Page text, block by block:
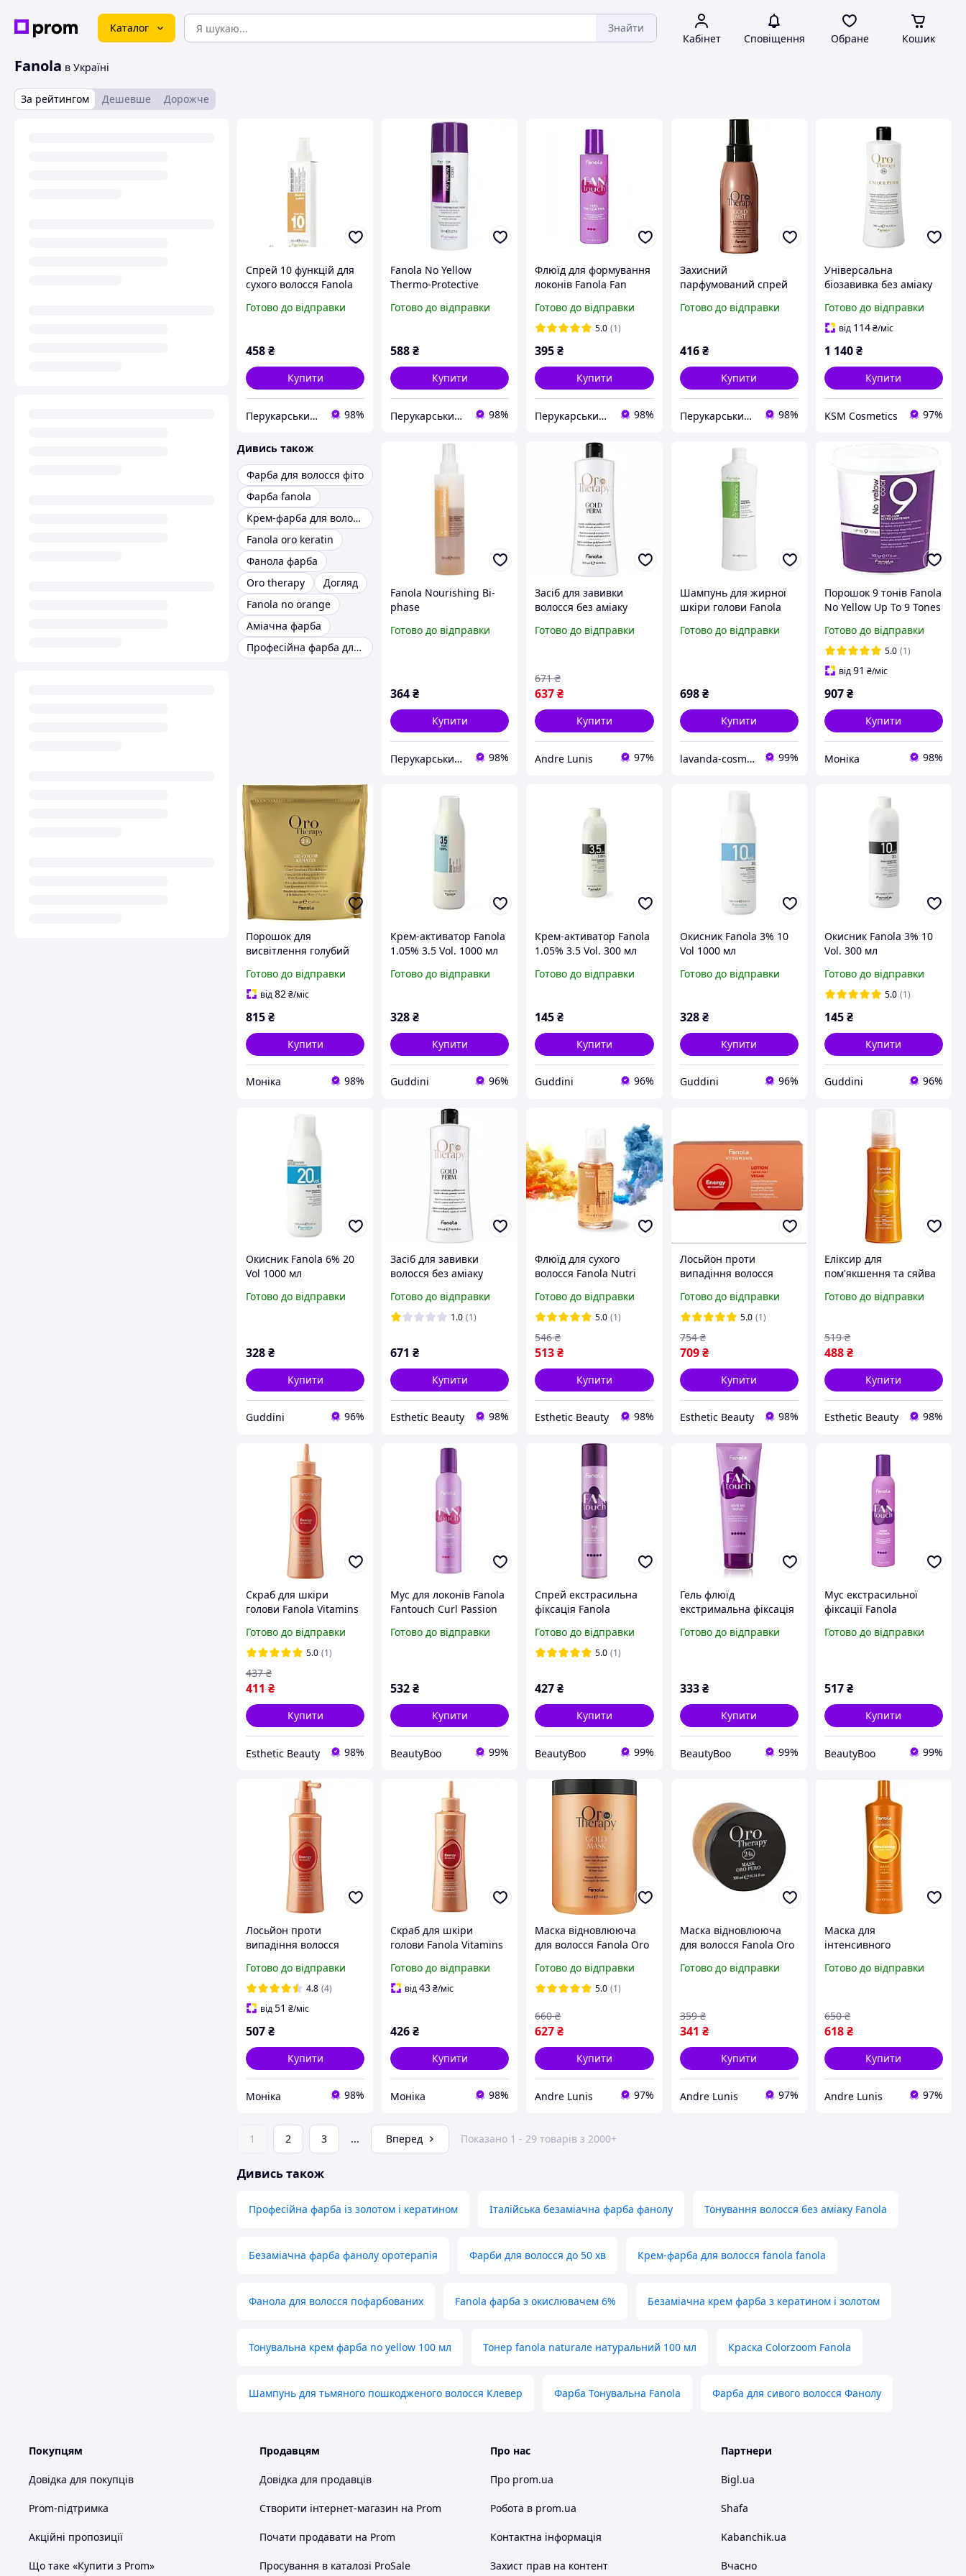
Каталог Знайти
Кабінет Сповіщення Обране Кошик
Fanola в Україні
За рейтингом Дешевше Дорожче
Спрей 10 функцій для
сухого волосся Fanola
Готово до відправки
458₴
Купити
Перукарський Рай 98%
Fanola No Yellow
Thermo-Protective
крем для волосся
Готово до відправки
588₴
Купити
Перукарський Рай 98%
Флюїд для формування
локонів Fanola Fan
середньої фіксації, 200
мл
Готово до відправки
5.0 (1)
395₴
Купити
Перукарський Рай 98%
Захисний
парфумований спрей
мл
Готово до відправки
416 ₴
Купити
Перукарський Рай 98%
Універсальна
біозавивка без аміаку
мл
Готово до відправки
від 114₴/міс
1 140₴
Купити
KSM Cosmetics 97%
Дивись також
Фарба для волосся фіто
Фарба fanola
Крем-фарба для волосся Fanola
Fanola oro keratin
Фанола фарба
Oro therapy
Догляд
Fanola no orange
Аміачна фарба
Професійна фарба для волосся
Fanola Nourishing Bi-
phase
спрей для сухого
Готово до відправки
364₴
Купити
Перукарський Рай 98%
Засіб для завивки
волосся без аміаку
мл
Готово до відправки
637₴
671 ₴
Купити
Andre Lunis 97%
Шампунь для жирної
шкіри голови Fanola
Shampoo 1000мл
Готово до відправки
698 ₴
Купити
lavanda-cosmetic.prom.ua 99%
Порошок 9 тонів Fanola
No Yellow Up To 9 Tones
Готово до відправки
5.0 (1)
від91 ₴/міс
907₴
Купити
Моніка 98%
Порошок для
висвітлення голубий
500 мл
Готово до відправки
від82 ₴/міс
815₴
Купити
Моніка 98%
Крем-активатор Fanola
1.05% 3.5 Vol. 1000 мл
Готово до відправки
328₴
Купити
Guddini 96%
Крем-активатор Fanola
1.05% 3.5 Vol. 300 мл
Готово до відправки
145₴
Купити
Guddini 96%
Окисник Fanola 3% 10
Vol 1000 мл
Готово до відправки
328 ₴
Купити
Guddini 96%
Окисник Fanola 3% 10
Vol. 300 мл
Готово до відправки
5.0 (1)
145₴
Купити
Guddini 96%
Окисник Fanola 6% 20
Vol 1000 мл
Готово до відправки
328₴
Купити
Guddini 96%
Засіб для завивки
волосся без аміаку
мл
Готово до відправки
1.0 (1)
671 ₴
Купити
Esthetic Beauty 98%
Флюїд для сухого
волосся Fanola Nutri
мл
Готово до відправки
5.0 (1)
513₴
546 ₴
Купити
Esthetic Beauty 98%
Лосьйон проти
випадіння волосся
10 мл
Готово до відправки
5.0 (1)
709 ₴
754 ₴
Купити
Esthetic Beauty 98%
Еліксир для
пом'якшення та сяйва
Nourishing 100 мл
Готово до відправки
488₴
519 ₴
Купити
Esthetic Beauty 98%
Скраб для шкіри
голови Fanola Vitamins
Detox Scrub 195 мл
Готово до відправки
5.0 (1)
411 ₴
437 ₴
Купити
Esthetic Beauty 98%
Мус для локонів Fanola
Fantouch Curl Passion
Готово до відправки
532₴
Купити
BeautyBoo 99%
Спрей екстрасильна
фіксація Fanola
Готово до відправки
5.0 (1)
427₴
Купити
BeautyBoo 99%
Гель флюїд
екстримальна фіксація
Me Hold 250 мл
Готово до відправки
333 ₴
Купити
BeautyBoo 99%
Мус екстрасильної
фіксації Fanola
Готово до відправки
517₴
Купити
BeautyBoo 99%
Лосьйон проти
випадіння волосся
150 мл
Готово до відправки
4.8 (4)
від51 ₴/міс
507₴
Купити
Моніка 98%
Скраб для шкіри
голови Fanola Vitamins
Готово до відправки
від43₴/міс
426₴
Купити
Моніка 98%
Маска відновлююча
для волосся Fanola Oro
Готово до відправки
5.0 (1)
627₴
660 ₴
Купити
Andre Lunis 97%
Маска відновлююча
для волосся Fanola Oro
Готово до відправки
341 ₴
359 ₴
Купити
Andre Lunis 97%
Маска для
інтенсивного
Fanola Wonder
Готово до відправки
618₴
650 ₴
Купити
Andre Lunis 97%
1 2 3 ... Вперед Показано 1 - 29 товарів з 2000+
Дивись також
Професійна фарба із золотом і кератином Італійська безаміачна фарба фанолу Тонування волосся без аміаку Fanola
Безаміачна фарба фанолу оротерапія Фарби для волосся до 50 хв Крем-фарба для волосся fanola fanola
Фанола для волосся пофарбованих Fanola фарба з окислювачем 6% Безаміачна крем фарба з кератином і золотом
Тонувальна крем фарба no yellow 100 мл Тонер fanola naturaле натуральний 100 мл Краска Colorzoom Fanola
Шампунь для тьмяного пошкодженого волосся Клевер Фарба Тонувальна Fanola Фарба для сивого волосся Фанолу
Покупцям
Довідка для покупців
Prom-підтримка
Акційні пропозиції
Що таке «Купити з Prom»
Продавцям
Довідка для продавців
Створити інтернет-магазин на Prom
Почати продавати на Prom
Просування в каталозі ProSale
Про нас
Про prom.ua
Робота в prom.ua
Контактна інформація
Захист прав на контент
Партнери
Bigl.ua
Shafa
Kabanchik.ua
Вчасно